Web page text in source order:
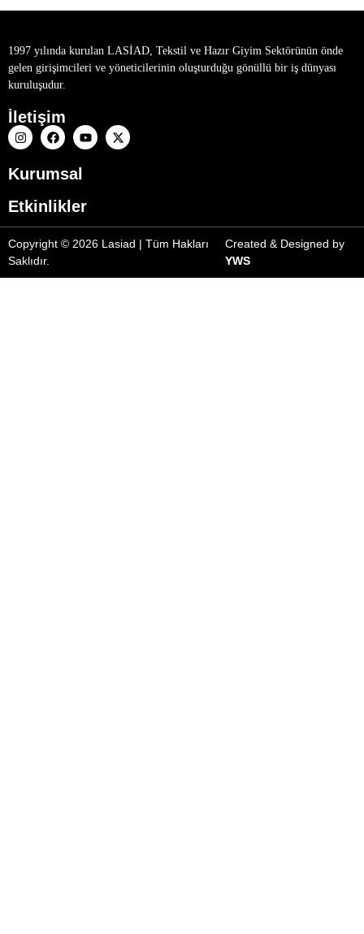
1997 yılında kurulan LASİAD, Tekstil ve Hazır Giyim Sektörünün önde
gelen girişimcileri ve yöneticilerinin oluşturduğu gönüllü bir iş dünyası
kuruluşudur.
İletişim
Kurumsal
Etkinlikler
Copyright © 2026 Lasiad | Tüm Hakları
Saklıdır.
Created & Designed by
YWS